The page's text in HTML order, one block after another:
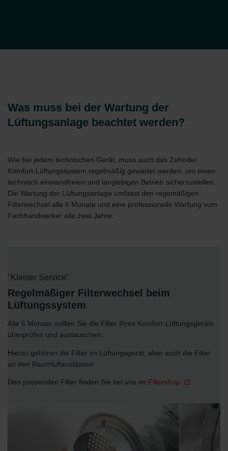
Was muss bei der Wartung der
Lüftungsanlage beachtet werden?
Wie bei jedem technischen Gerät, muss auch das Zehnder
Komfort-Lüftungssystem regelmäßig gewartet werden, um einen
technisch einwandfreien und langlebigen Betrieb sicherzustellen.
Die Wartung der Lüftungsanlage umfasst den regemäßigen
Filterwechsel alle 6 Monate und eine professionelle Wartung vom
Fachhandwerker alle zwei Jahre.
"Kleiner Service"
Regelmäßiger Filterwechsel beim
Lüftungssystem
Alle 6 Monate sollten Sie die Filter Ihres Komfort-Lüftungsgeräts
überprüfen und austauschen.
Hierzu gehören die Filter im Lüftungsgerät, aber auch die Filter
an den Raumluftauslässen.
Den passenden Filter finden Sie bei uns im Filtershop .